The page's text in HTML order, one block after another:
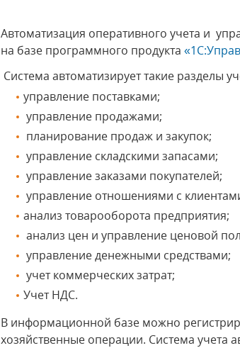
Автоматизация оперативного учета и
на базе программного продукта
Система автоматизирует такие разделы
управление поставками;
управление продажами;
планирование продаж и закупок;
управление складскими запасами;
управление заказами покупателей;
управление отношениями с
анализ товарооборота предприятия;
анализ цен и управление ценовой
управление денежными средствами;
учет коммерческих затрат;
Учет НДС.
В информационной базе можно
хозяйственные операции. Система учета